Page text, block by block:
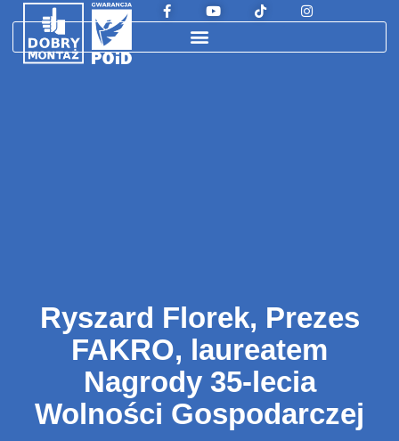
Ryszard Florek, Prezes
FAKRO, laureatem
Nagrody 35-lecia
Wolności Gospodarczej